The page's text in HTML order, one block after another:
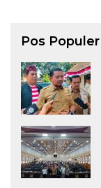
Pos Populer